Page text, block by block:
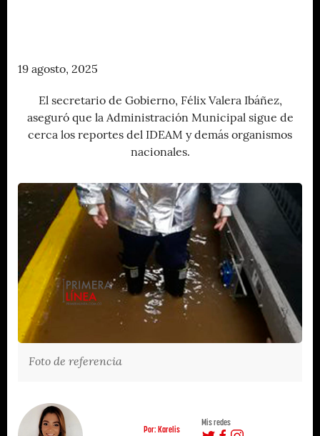
19 agosto, 2025
El secretario de Gobierno, Félix Valera Ibáñez,
aseguró que la Administración Municipal sigue de
cerca los reportes del IDEAM y demás organismos
nacionales.
Foto de referencia
Por: Karelis
Mis redes